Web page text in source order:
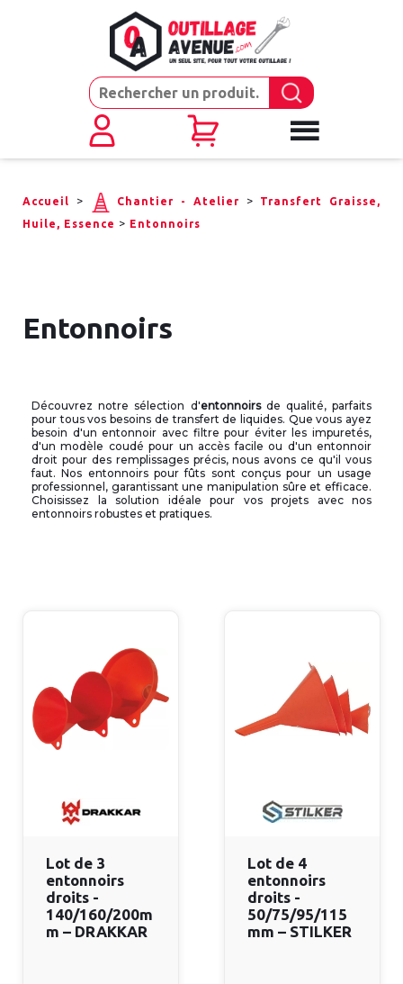
Accueil > Chantier - Atelier >
Transfert Graisse,
Huile, Essence > Entonnoirs
Entonnoirs
Découvrez notre sélection d'entonnoirsde qualité, parfaits
pour tous vos besoins de transfert de liquides. Que vous ayez
besoin d'un entonnoir avec filtre pour éviter les impuretés,
d'un modèle coudé pour un accès facile ou d'un entonnoir
droit pour des remplissages précis, nous avons ce qu'il vous
faut. Nos entonnoirs pour fûts sont conçus pour un usage
professionnel, garantissant une manipulation sûre et efficace.
Choisissez la solution idéale pour vos projets avec nos
entonnoirs robustes et pratiques.
Lot de 3
entonnoirs
droits -
140/160/200m
m – DRAKKAR
Lot de 4
entonnoirs
droits -
50/75/95/115
mm – STILKER